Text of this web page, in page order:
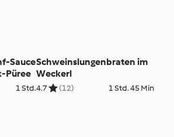
Sauce
Püree
1 Std.
Schweinslungenbraten im
Weckerl
4.7 (12) 1 Std. 45 Min